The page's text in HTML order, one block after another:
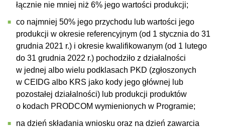
łącznie nie mniej niż 6% jego wartości produkcji;
co najmniej 50% jego przychodu lub wartości jego
produkcji w okresie referencyjnym (od 1 stycznia do 31
grudnia 2021 r.) i okresie kwalifikowanym (od 1 lutego
do 31 grudnia 2022 r.) pochodziło z działalności
w jednej albo wielu podklasach PKD (zgłoszonych
w CEIDG albo KRS jako kody jego głównej lub
pozostałej działalności) lub produkcji produktów
o kodach PRODCOM wymienionych w Programie;
na dzień składania wniosku oraz na dzień zawarcia